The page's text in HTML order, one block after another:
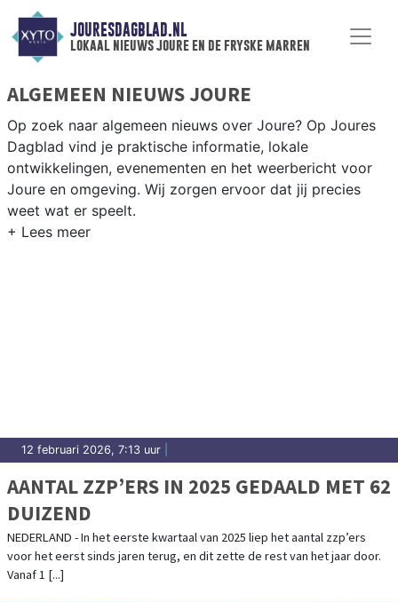
JOURESDAGBLAD.NL
lokaal nieuws joure en de fryske marren
ALGEMEEN NIEUWS JOURE
Op zoek naar algemeen nieuws over Joure? Op Joures
Dagblad vind je praktische informatie, lokale
ontwikkelingen, evenementen en het weerbericht voor
Joure en omgeving. Wij zorgen ervoor dat jij precies
weet wat er speelt.
12 februari 2026, 7:13 uur
AANTAL ZZP’ERS IN 2025 GEDAALD MET 62
DUIZEND
NEDERLAND - In het eerste kwartaal van 2025 liep het aantal zzp’ers
voor het eerst sinds jaren terug, en dit zette de rest van het jaar door.
Vanaf 1 [...]